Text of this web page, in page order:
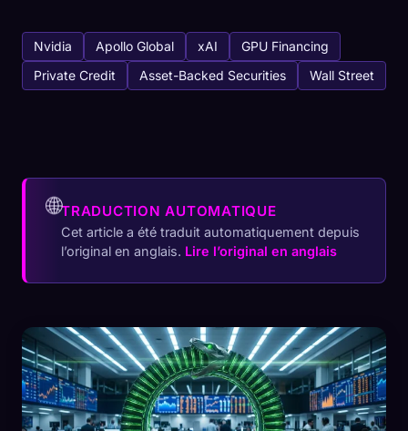
Nvidia Apollo Global xAI
GPU Financing
Private Credit
Asset-Backed Securities Wall Street
🌐TRADUCTION AUTOMATIQUE
Cet article a été traduit automatiquement depuis
l’original en anglais. Lire l’original en anglais